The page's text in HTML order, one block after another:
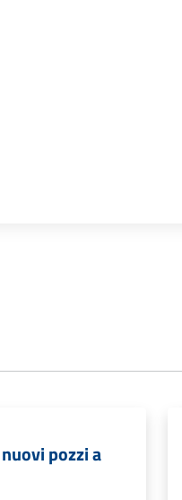
pozzi a